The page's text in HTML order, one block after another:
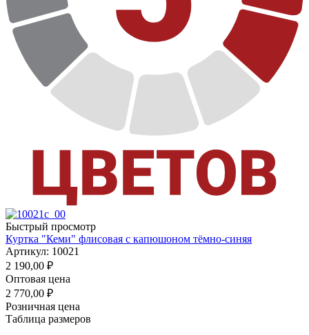
Быстрый просмотр
Куртка "Кеми" флисовая с капюшоном тёмно-синяя
Артикул: 10021
2 190,00 ₽
Оптовая цена
2 770,00 ₽
Розничная цена
Таблица размеров